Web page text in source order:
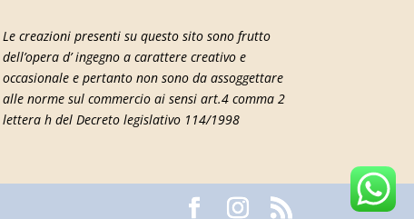
Le creazioni presenti su questo sito sono frutto
dell’opera d’ ingegno a carattere creativo e
occasionale e pertanto non sono da assoggettare
alle norme sul commercio ai sensi art.4 comma 2
lettera h del Decreto legislativo 114/1998